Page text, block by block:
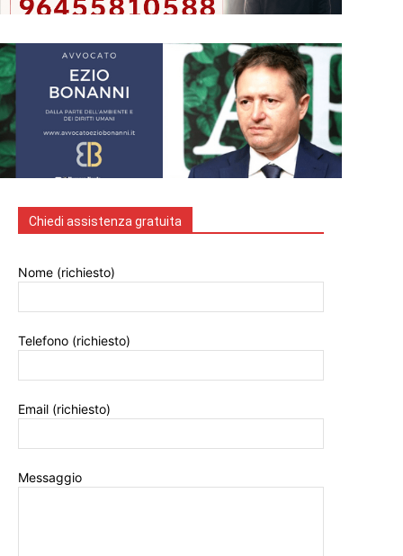
Chiedi assistenza gratuita
Nome (richiesto)
Telefono (richiesto)
Email (richiesto)
Messaggio